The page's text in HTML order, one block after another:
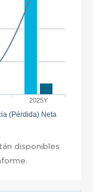
2025Y
(Pérdida) Neta
disponibles